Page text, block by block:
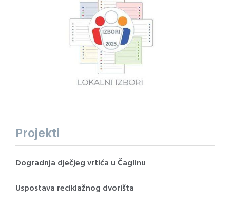
Projekti
Dogradnja dječjeg vrtića u Čaglinu
Uspostava reciklažnog dvorišta